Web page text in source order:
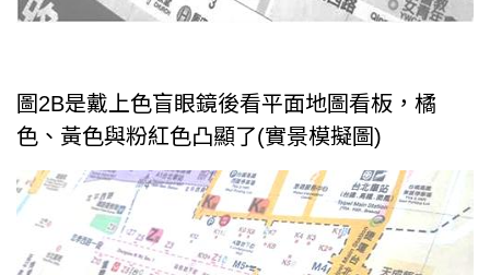
圖2B是戴上色盲眼鏡後看平面地圖看板，橘
色、黃色與粉紅色凸顯了(實景模擬圖)